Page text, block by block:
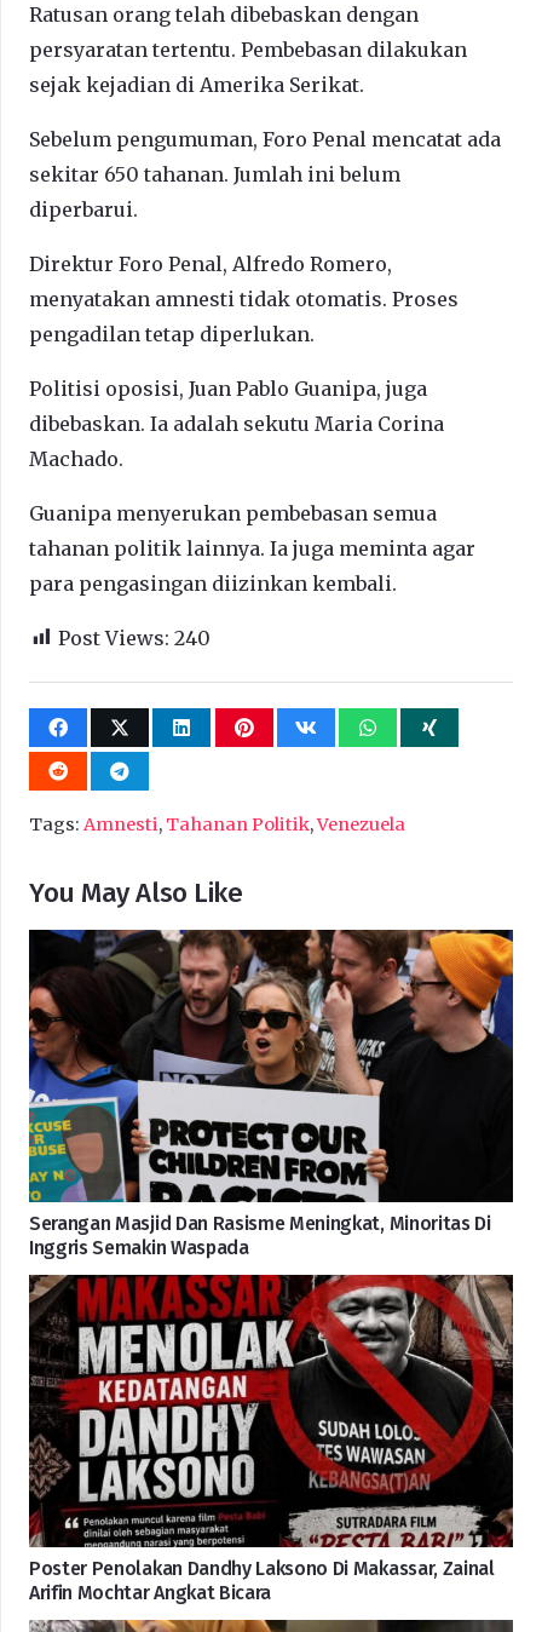
Ratusan orang telah dibebaskan dengan
persyaratan tertentu. Pembebasan dilakukan
sejak kejadian di Amerika Serikat.
Sebelum pengumuman, Foro Penal mencatat ada
sekitar 650 tahanan. Jumlah ini belum
diperbarui.
Direktur Foro Penal, Alfredo Romero,
menyatakan amnesti tidak otomatis. Proses
pengadilan tetap diperlukan.
Politisi oposisi, Juan Pablo Guanipa, juga
dibebaskan. Ia adalah sekutu Maria Corina
Machado.
Guanipa menyerukan pembebasan semua
tahanan politik lainnya. Ia juga meminta agar
para pengasingan diizinkan kembali.
Post Views: 240
Tags: Amnesti, Tahanan Politik,Venezuela
You May Also Like
Serangan Masjid Dan Rasisme Meningkat, Minoritas Di
Inggris Semakin Waspada
Poster Penolakan Dandhy Laksono Di Makassar, Zainal
Arifin Mochtar Angkat Bicara